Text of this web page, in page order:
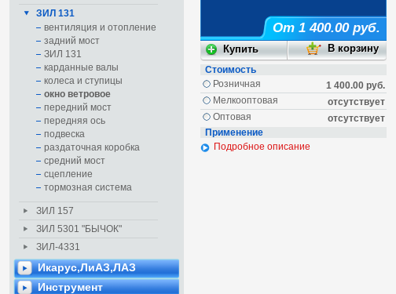
ЗИЛ 131
вентиляция и отопление
задний мост
ЗИЛ 131
карданные валы
колеса и ступицы
окно ветровое
передний мост
передняя ось
подвеска
раздаточная коробка
средний мост
сцепление
тормозная система
ЗИЛ 157
ЗИЛ 5301 "БЫЧОК"
ЗИЛ-4331
Икарус,ЛиАЗ,ЛАЗ
Инструмент
От 1 400.00 руб.
Стоимость
1 400.00 руб.
Розничная
отсутствует
Мелкооптовая
отсутствует
Оптовая
Применение
Подробное описание